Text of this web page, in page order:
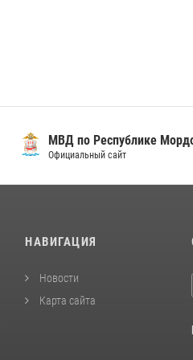
МВД по Республике
Официальный сайт
НАВИГАЦИЯ
Новости
Карта сайта